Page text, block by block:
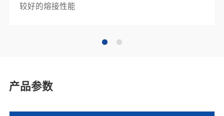
较好的熔接性能
产品参数